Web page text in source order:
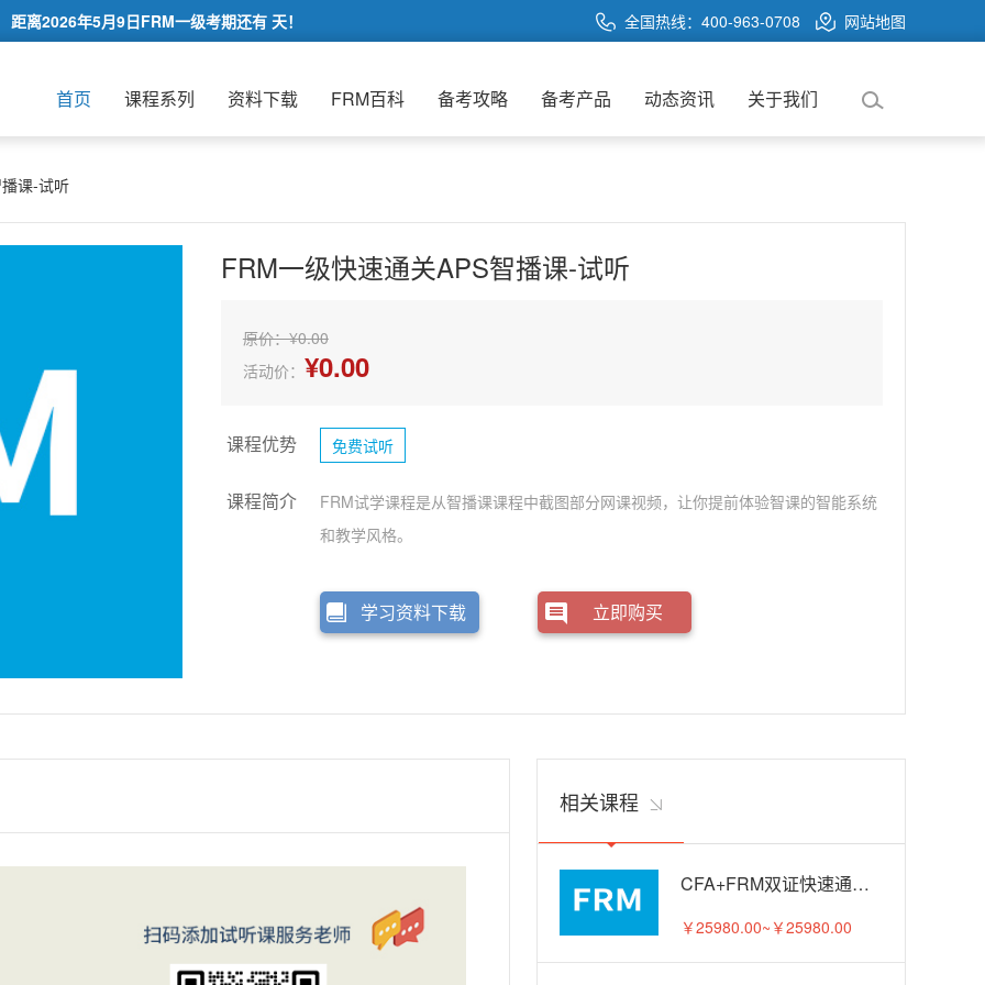
距离2026年5月9日FRM一级考期还有 天！ 全国热线：400-963-0708 网站地图
首页 课程系列 资料下载 FRM百科 备考攻略 备考产品 动态资讯 关于我们
课-试听
FRM一级快速通关APS智播课-试听
原价：¥0.00
活动价： ¥0.00
课程优势 免费试听
课程简介
FRM试学课程是从智播课课程中截图部分网课视频，让你提前体验智课的智能系统
和教学风格。
学习资料下载 立即购买
相关课程
CFA+FRM双证快速通关APS智播课A计划
￥25980.00~￥25980.00